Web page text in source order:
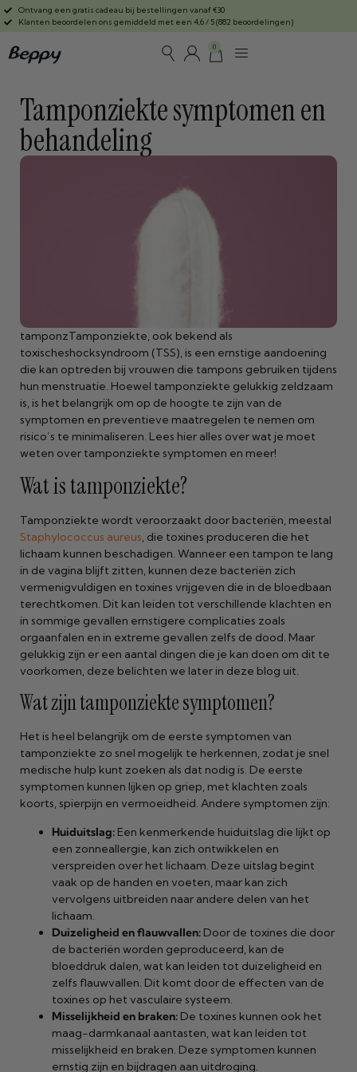
Ontvang een gratis cadeau bij bestellingen vanaf €30
Klanten beoordelen ons gemiddeld met een 4,6 / 5 (882 beoordelingen)
0
Tamponziekte symptomen en
behandeling
tamponzTamponziekte, ook bekend als
toxischeshocksyndroom (TSS), is een ernstige aandoening
die kan optreden bij vrouwen die tampons gebruiken tijdens
hun menstruatie. Hoewel tamponziekte gelukkig zeldzaam
is, is het belangrijk om op de hoogte te zijn van de
symptomen en preventieve maatregelen te nemen om
risico’s te minimaliseren. Lees hier alles over wat je moet
weten over tamponziekte symptomen en meer!
Wat is tamponziekte?
Tamponziekte wordt veroorzaakt door bacteriën, meestal
Staphylococcus aureus, die toxines produceren die het
lichaam kunnen beschadigen. Wanneer een tampon te lang
in de vagina blijft zitten, kunnen deze bacteriën zich
vermenigvuldigen en toxines vrijgeven die in de bloedbaan
terechtkomen. Dit kan leiden tot verschillende klachten en
in sommige gevallen ernstigere complicaties zoals
orgaanfalen en in extreme gevallen zelfs de dood. Maar
gelukkig zijn er een aantal dingen die je kan doen om dit te
voorkomen, deze belichten we later in deze blog uit.
Wat zijn tamponziekte symptomen?
Het is heel belangrijk om de eerste symptomen van
tamponziekte zo snel mogelijk te herkennen, zodat je snel
medische hulp kunt zoeken als dat nodig is. De eerste
symptomen kunnen lijken op griep, met klachten zoals
koorts, spierpijn en vermoeidheid. Andere symptomen zijn:
Huiduitslag: Een kenmerkende huiduitslag die lijkt op
een zonneallergie, kan zich ontwikkelen en
verspreiden over het lichaam. Deze uitslag begint
vaak op de handen en voeten, maar kan zich
vervolgens uitbreiden naar andere delen van het
lichaam.
Duizeligheid en flauwvallen: Door de toxines die door
de bacteriën worden geproduceerd, kan de
bloeddruk dalen, wat kan leiden tot duizeligheid en
zelfs flauwvallen. Dit komt door de effecten van de
toxines op het vasculaire systeem.
Misselijkheid en braken: De toxines kunnen ook het
maag-darmkanaal aantasten, wat kan leiden tot
misselijkheid en braken. Deze symptomen kunnen
ernstig zijn en bijdragen aan uitdroging.